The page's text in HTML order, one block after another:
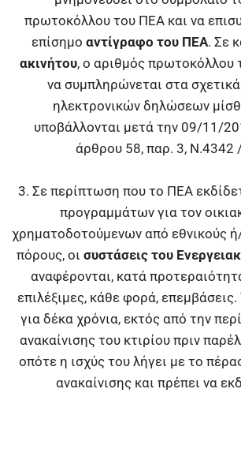
πρωτοκόλλου του ΠΕΑ και να
επίσημο αντίγραφο του ΠΕΑ. Σε
ακινήτου, ο αριθμός πρωτοκόλλου
να συμπληρώνεται στα
ηλεκτρονικών δηλώσεων
υποβάλλονται μετά την 09/11/
άρθρου 58, παρ. 3, Ν.4342
3. Σε περίπτωση που το ΠΕΑ
προγραμμάτων για τον
χρηματοδοτούμενων από εθνικούς
πόρους, οι συστάσεις του
αναφέρονται, κατά
επιλέξιμες, κάθε φορά, επεμβάσεις.
για δέκα χρόνια, εκτός από την
ανακαίνισης του κτιρίου πριν
οπότε η ισχύς του λήγει με το
ανακαίνισης και πρέπει να